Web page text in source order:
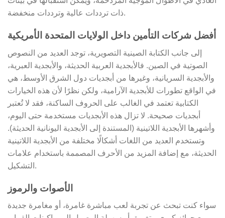
ذات ترددات عالية وترددات منخفضة.
أفضل شركات التأمين داخل الولايات المتحدة الأمريكية
إلى جانب الكتابة الصينية التصويرية، توجد العديد من النصوص
الصوتية في الصين. فالأبجدية العربية الحديثة، والأبجدية العبرية،
والأبجدية السريانية، وغيرها من أبجديات دول الشرق الأوسط، هي
في الواقع تطورات للأبجدية الآرامية، ولكن نظرًا لأن هذه الخيارات
الكتابية تعتمد في الغالب على الحروف الساكنة، فقد لا تُعتبر
أبجديات صحيحة. لا تزال هذه الأبجديات مستخدمة حتى اليوم،
وأشهرها الأبجدية اللاتينية (المستندة إلى الأبجدية اليونانية الحديثة).
وتستخدم العديد من اللغات أشكالًا مختلفة من الأبجدية اللاتينية
الحديثة، مع إضافة المزيد من الأحرف المصممة باستخدام علامات
التشكيل.
الأصوات والرموز
سواء كنت تبحث عن تجربة لعب مباشرة غامرة، أو مغامرة جديدة